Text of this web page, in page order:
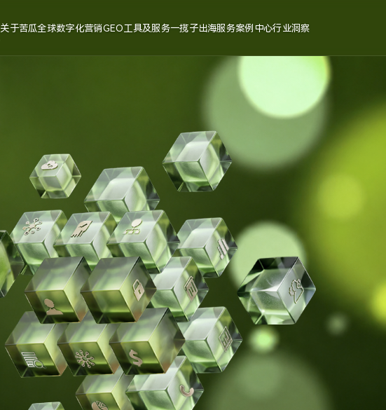
关于苦瓜全球数字化营销GEO工具及服务一揽子出海服务案例中心行业洞察